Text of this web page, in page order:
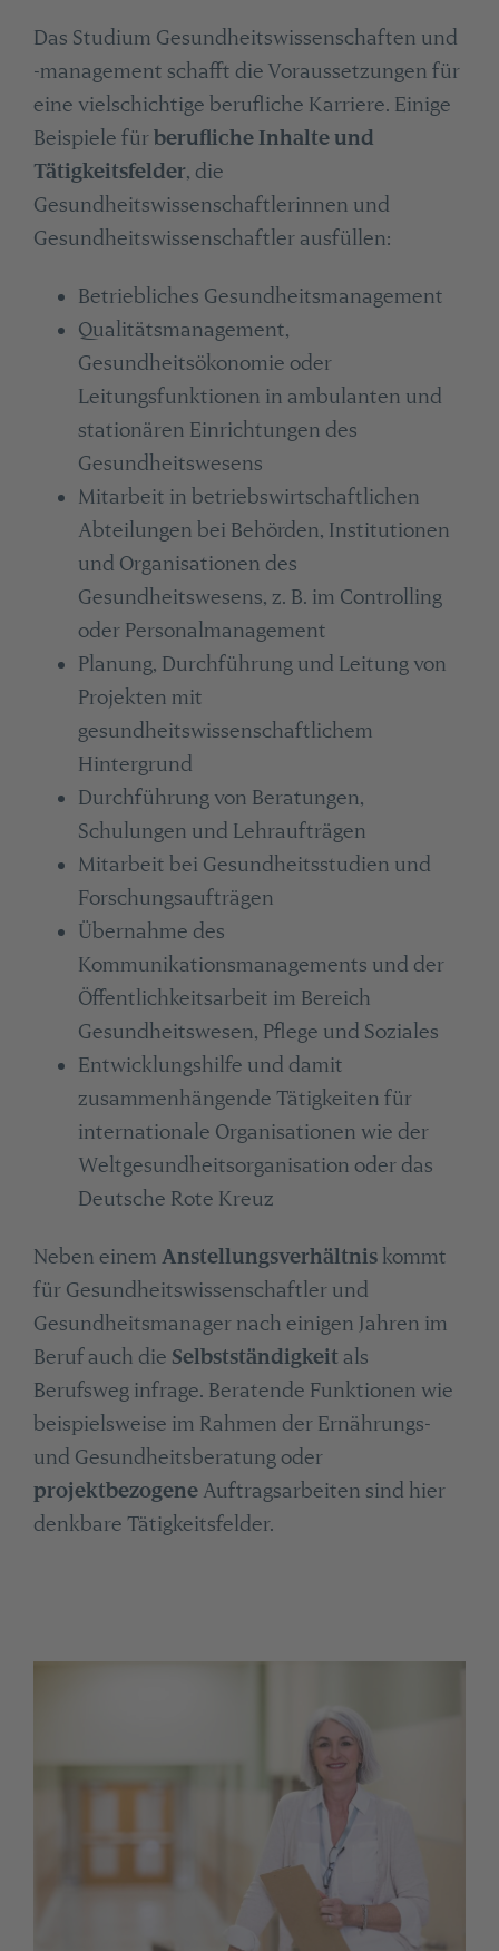
Das Studium Gesundheitswissenschaften und
-management schafft die Voraussetzungen für
eine vielschichtige berufliche Karriere. Einige
Beispiele fürberufliche Inhalte und
Tätigkeitsfelder, die
Gesundheitswissenschaftlerinnen und
Gesundheitswissenschaftler ausfüllen:
Betriebliches Gesundheitsmanagement
Qualitätsmanagement,
Gesundheitsökonomie oder
Leitungsfunktionen in ambulanten und
stationären Einrichtungen des
Gesundheitswesens
Mitarbeit in betriebswirtschaftlichen
Abteilungen bei Behörden, Institutionen
und Organisationen des
Gesundheitswesens, z. B. im Controlling
oder Personalmanagement
Planung, Durchführung und Leitung von
Projekten mit
gesundheitswissenschaftlichem
Hintergrund
Durchführung von Beratungen,
Schulungen und Lehraufträgen
Mitarbeit bei Gesundheitsstudien und
Forschungsaufträgen
Übernahme des
Kommunikationsmanagements und der
Öffentlichkeitsarbeit im Bereich
Gesundheitswesen, Pflege und Soziales
Entwicklungshilfe und damit
zusammenhängende Tätigkeiten für
internationale Organisationen wie der
Weltgesundheitsorganisation oder das
Deutsche Rote Kreuz
Neben einem Anstellungsverhältnis kommt
für Gesundheitswissenschaftler und
Gesundheitsmanager nach einigen Jahren im
Beruf auch die Selbstständigkeit als
Berufsweg infrage. Beratende Funktionen wie
beispielsweise im Rahmen der Ernährungs-
und Gesundheitsberatung oder
projektbezogene Auftragsarbeiten sind hier
denkbare Tätigkeitsfelder.